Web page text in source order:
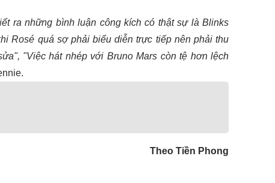
ra những bình luận công kích có thật sự là Blinks
Rosé quá sợ phải biểu diễn trực tiếp nên phải thu
"Việc hát nhép với Bruno Mars còn tệ hơn lệch
Theo Tiền Phong